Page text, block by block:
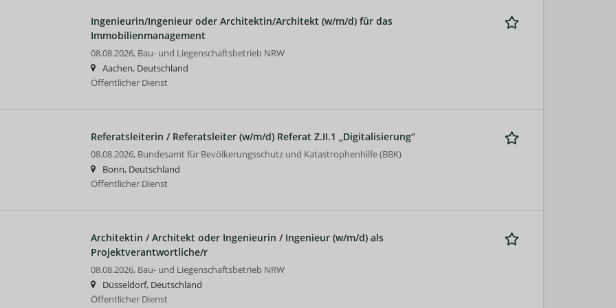
Ingenieurin/Ingenieur oder Architektin/Architekt (w/m/d) für das
Immobilienmanagement
08.08.2026, Bau- und Liegenschaftsbetrieb NRW
Aachen, Deutschland
Öffentlicher Dienst
Referatsleiterin / Referatsleiter (w/m/d) Referat Z.II.1 „Digitalisierung“
08.08.2026, Bundesamt für Bevölkerungsschutz und Katastrophenhilfe (BBK)
Bonn, Deutschland
Öffentlicher Dienst
Architektin / Architekt oder Ingenieurin / Ingenieur (w/m/d) als
Projektverantwortliche/r
08.08.2026, Bau- und Liegenschaftsbetrieb NRW
Düsseldorf, Deutschland
Öffentlicher Dienst